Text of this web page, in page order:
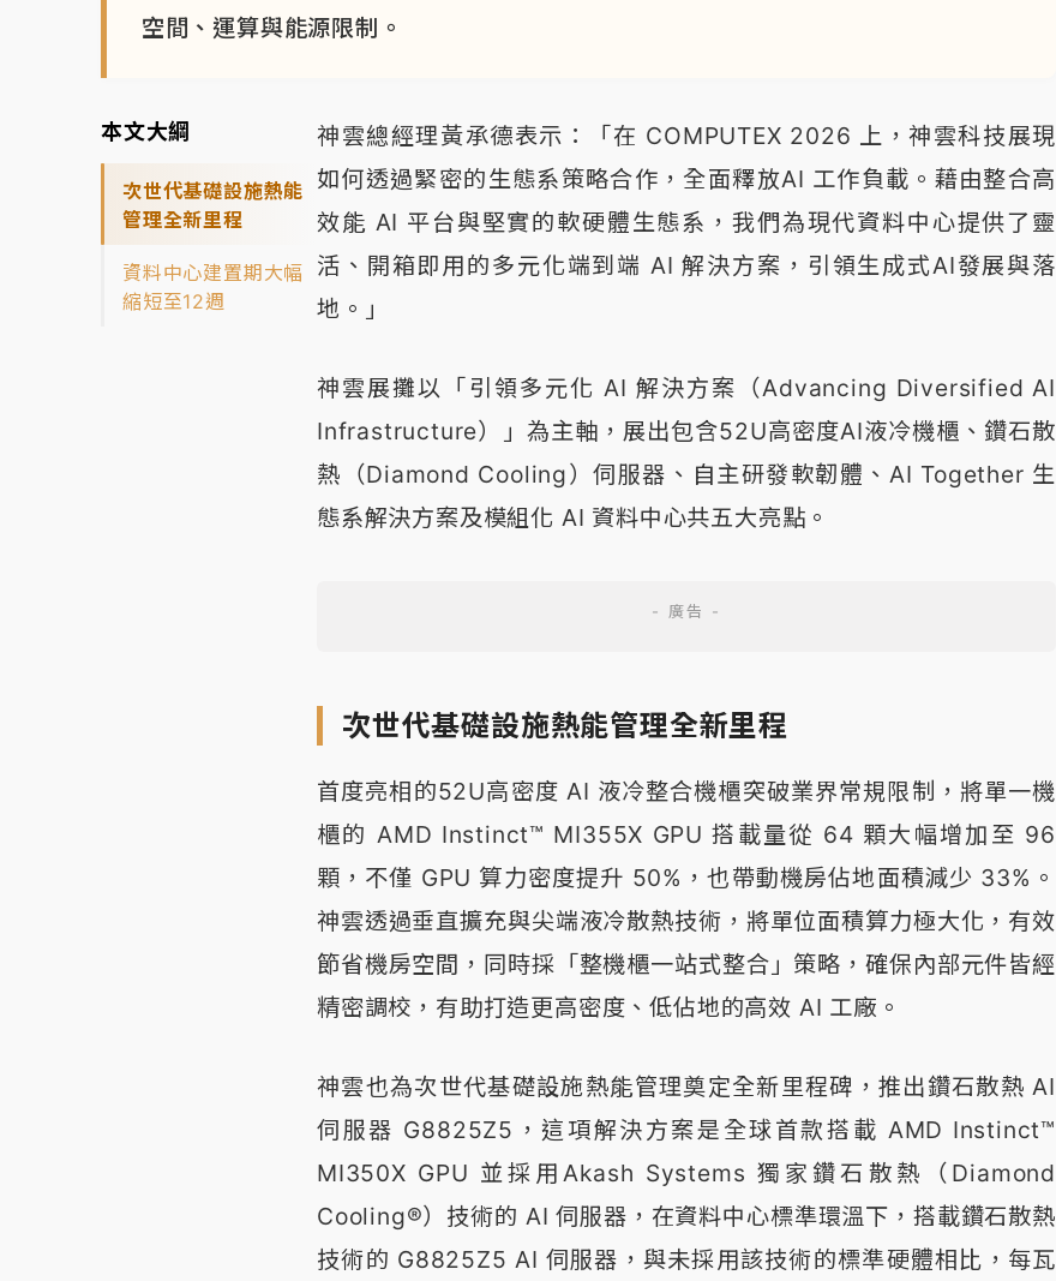
空間、運算與能源限制。
本文大綱
次世代基礎設施熱能
管理全新里程
資料中心建置期大幅
縮短至12週
神雲總經理黃承德表示：「在 COMPUTEX 2026 上，神雲科技展現
如何透過緊密的生態系策略合作，全面釋放AI 工作負載。藉由整合高
效能 AI 平台與堅實的軟硬體生態系，我們為現代資料中心提供了靈
活、開箱即用的多元化端到端 AI 解決方案，引領生成式AI發展與落
地。」
神雲展攤以「引領多元化 AI 解決方案（Advancing Diversified AI
Infrastructure）」為主軸，展出包含52U高密度AI液冷機櫃、鑽石散
熱（Diamond Cooling）伺服器、自主研發軟韌體、AI Together 生
態系解決方案及模組化 AI 資料中心共五大亮點。
次世代基礎設施熱能管理全新里程
首度亮相的52U高密度 AI 液冷整合機櫃突破業界常規限制，將單一機
櫃的 AMD Instinct™ MI355X GPU 搭載量從 64 顆大幅增加至 96
顆，不僅 GPU 算力密度提升 50%，也帶動機房佔地面積減少 33%。
神雲透過垂直擴充與尖端液冷散熱技術，將單位面積算力極大化，有效
節省機房空間，同時採「整機櫃一站式整合」策略，確保內部元件皆經
精密調校，有助打造更高密度、低佔地的高效 AI 工廠。
神雲也為次世代基礎設施熱能管理奠定全新里程碑，推出鑽石散熱 AI
伺服器 G8825Z5，這項解決方案是全球首款搭載 AMD Instinct™
MI350X GPU 並採用Akash Systems 獨家鑽石散熱（Diamond
Cooling®）技術的 AI 伺服器，在資料中心標準環溫下，搭載鑽石散熱
技術的 G8825Z5 AI 伺服器，與未採用該技術的標準硬體相比，每瓦